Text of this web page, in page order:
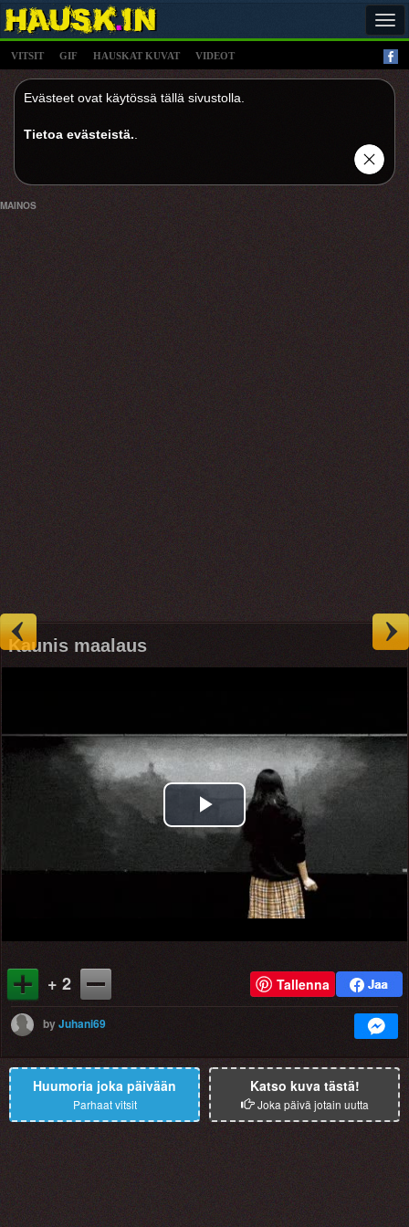
VITSIT GIF HAUSKAT KUVAT VIDEOT
Evästeet ovat käytössä tällä sivustolla.
Tietoa evästeistä.
MAINOS
Kaunis maalaus
Play
Video
+ 2 Tallenna
byJuhani69
Huumoria joka päivään
Parhaat vitsit
Katso kuva tästä!
Joka päivä jotain uutta